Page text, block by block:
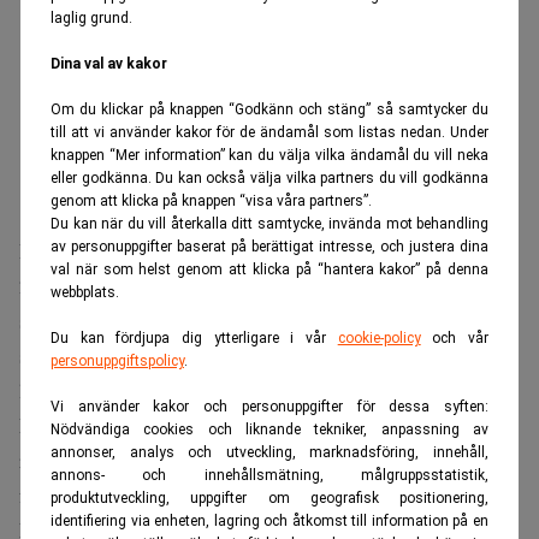
laglig grund.
Dina val av kakor
Om du klickar på knappen “Godkänn och stäng” så samtycker du
till att vi använder kakor för de ändamål som listas nedan. Under
knappen “Mer information” kan du välja vilka ändamål du vill neka
eller godkänna. Du kan också välja vilka partners du vill godkänna
genom att klicka på knappen “visa våra partners”.
Du kan när du vill återkalla ditt samtycke, invända mot behandling
av personuppgifter baserat på berättigat intresse, och justera dina
val när som helst genom att klicka på “hantera kakor” på denna
webbplats.
Du kan fördjupa dig ytterligare i vår cookie-policyoch vår
personuppgiftspolicy.
Vi använder kakor och personuppgifter för dessa syften:
Nödvändiga cookies och liknande tekniker, anpassning av
annonser, analys och utveckling, marknadsföring, innehåll,
annons- och innehållsmätning, målgruppsstatistik,
produktutveckling, uppgifter om geografisk positionering,
identifiering via enheten, lagring och åtkomst till information på en
De nio mest lönsamma flygbolagen tjänade tillsammans
25,11 miljarder dollar i sina senaste årsresultat. Men
stängde delar av Gulfens luftrum och tvingade bolagen att
För Emirates och Qatar Airways, som är helt beroende av
rutter över Iran och Hormuz-sundet, förändrades
förutsättningarna för deras affär över en natt.
Läs också:Flygkaoset fortsätter: vinnarna och förlorarna i